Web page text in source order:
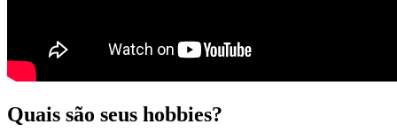
Quais são seus hobbies?